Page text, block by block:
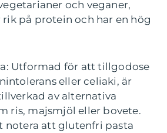
och veganer,
på protein och har en hög
Utformad för att tillgodose
eller celiaki, är
av alternativa
ris, majsmjöl eller bovete.
notera att glutenfri pasta